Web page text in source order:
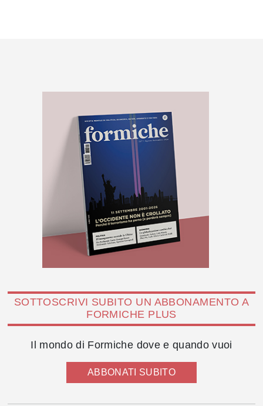
SOTTOSCRIVI SUBITO UN ABBONAMENTO A
FORMICHE PLUS
Il mondo di Formiche dove e quando vuoi
ABBONATI SUBITO